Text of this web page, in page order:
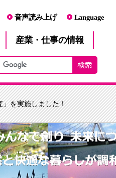
音声読み上げ Language
産業・仕事の情報
を実施しました！